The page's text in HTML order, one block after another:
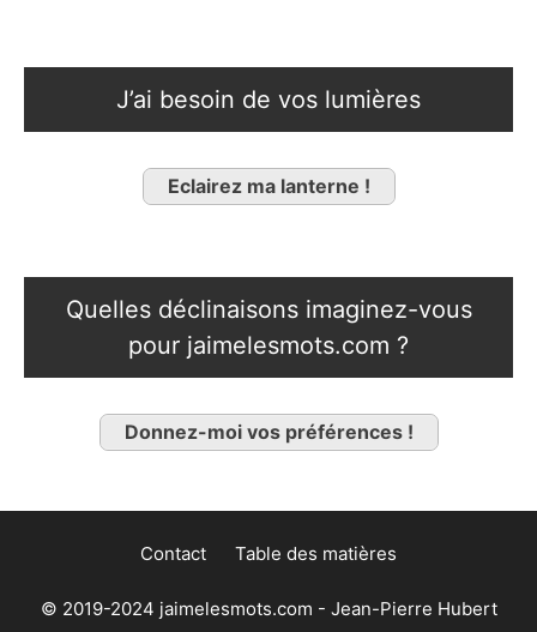
J’ai besoin de vos lumières
Eclairez ma lanterne !
Quelles déclinaisons imaginez-vous
pour jaimelesmots.com ?
Donnez-moi vos préférences !
Contact Table des matières
© 2019-2024 jaimelesmots.com - Jean-Pierre Hubert